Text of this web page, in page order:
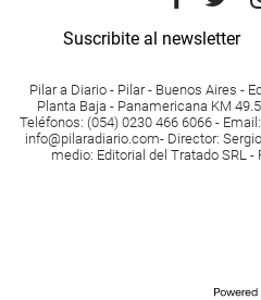
Suscribite al newsletter
Pilar a Diario - Pilar - Buenos Aires -
Planta Baja - Panamericana KM
Teléfonos: (054) 0230 466 6066 - Email :
info@pilaradiario.com- Director:
medio: Editorial del Tratado SRL -